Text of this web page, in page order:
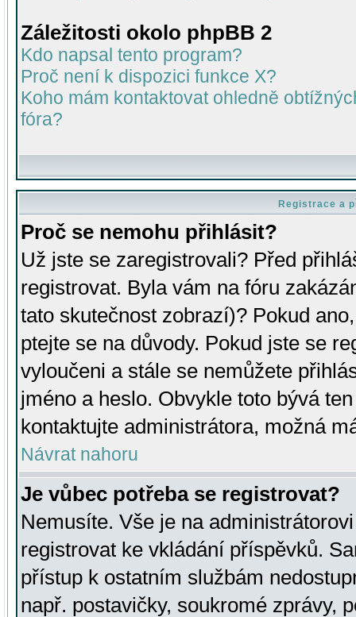
Záležitosti okolo phpBB 2
Kdo napsal tento program?
Proč není k dispozici funkce X?
Koho mám kontaktovat ohledně
fóra?
Registrace a
Proč se nemohu přihlásit?
Už jste se zaregistrovali? Před
registrovat. Byla vám na fóru
tato skutečnost zobrazí)? Pokud
ptejte se na důvody. Pokud jste se
vyloučeni a stále se nemůžete
jméno a heslo. Obvykle toto bývá
kontaktujte administrátora, možná
Návrat nahoru
Je vůbec potřeba se registrovat?
Nemusíte. Vše je na
registrovat ke vkládání příspěvků.
přístup k ostatním službám
např. postavičky, soukromé zprávy,